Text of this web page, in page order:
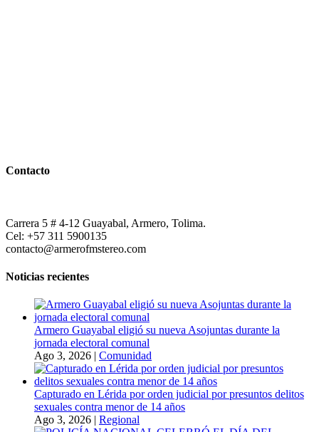
Contacto
Carrera 5 # 4-12 Guayabal, Armero, Tolima.
Cel: +57 311 5900135
contacto@armerofmstereo.com
Noticias recientes
Armero Guayabal eligió su nueva Asojuntas durante la
jornada electoral comunal
Ago 3, 2026 | Comunidad
Capturado en Lérida por orden judicial por presuntos delitos
sexuales contra menor de 14 años
Ago 3, 2026 | Regional